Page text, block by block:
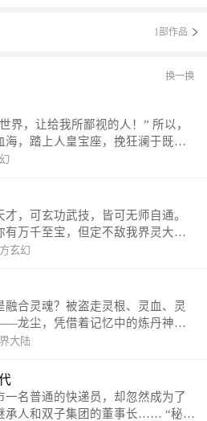
1部作品
换一换
，让给我所鄙视的人！” 所以，
海，踏上人皇宝座，挽狂澜于既
，成就了一段无上的传说！ 微信
址：http://weibo.com/u/25284575
【VIP订阅群】 欢迎大家关注。
才，可玄功武技，皆可无师自通。
有万千至宝，但定不敌我界灵大
蜜蜂后援会）
玄幻
融合灵魂？被盗走灵根、灵血、灵
龙尘，凭借着记忆中的炼丹神
法九星霸体诀，拨开重重迷雾，解
邪神。 江湖传闻：龙
。龙尘一出，鬼泣神哭。 本
如有雷同，那就是真事儿，想要对
大陆
一名普通的快递员，却忽然成为了
人和双子集团的董事长…… “秘